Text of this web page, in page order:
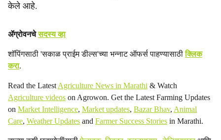
केले आहे.
ॲग्रोवनचेसदस्य व्हा
शॉपिंगसाठी 'सकाळ प्राईम डील्स'च्या भन्नाट ऑफर्स पाहण्यासाठीक्लिक
करा.
Read the Latest Agriculture News in Marathi & Watch
Agriculture videos on Agrowon. Get the Latest Farming Updates
on Market Intelligence, Market updates, Bazar Bhav, Animal
Care, Weather Updates and Farmer Success Stories in Marathi.